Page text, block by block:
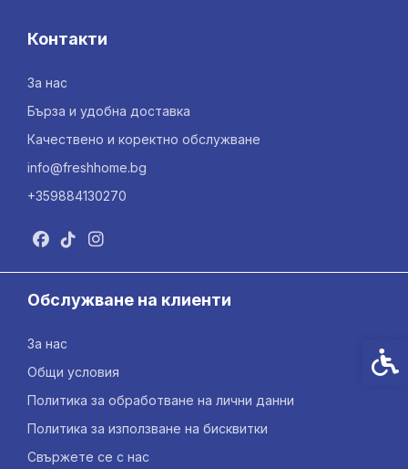
Контакти
За нас
Бърза и удобна доставка
Качествено и коректно обслужване
info@freshhome.bg
+359884130270
Обслужване на клиенти
За нас
Общи условия
Политика за обработване на лични данни
Политика за използване на бисквитки
Свържете се с нас